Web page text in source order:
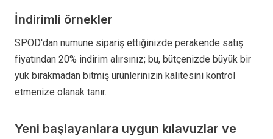
İndirimli örnekler
SPOD'dan numune sipariş ettiğinizde perakende satış
fiyatından 20% indirim alırsınız; bu, bütçenizde büyük bir
yük bırakmadan bitmiş ürünlerinizin kalitesini kontrol
etmenize olanak tanır.
Yeni başlayanlara uygun kılavuzlar ve